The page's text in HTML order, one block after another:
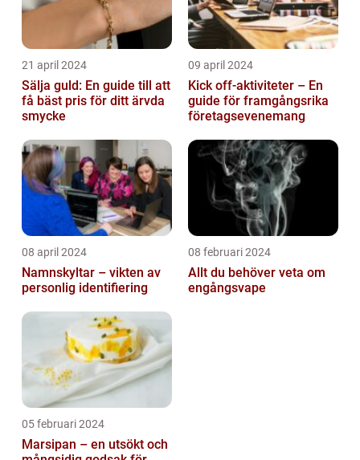
21 april 2024
Sälja guld: En guide till att
få bäst pris för ditt ärvda
smycke
09 april 2024
Kick off-aktiviteter – En
guide för framgångsrika
företagsevenemang
08 april 2024
Namnskyltar – vikten av
personlig identifiering
08 februari 2024
Allt du behöver veta om
engångsvape
05 februari 2024
Marsipan – en utsökt och